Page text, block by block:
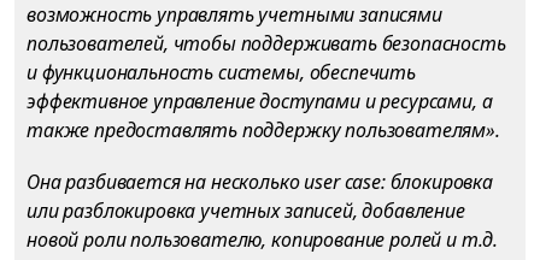
возможность управлять учетными записями
пользователей, чтобы поддерживать безопасность
и функциональность системы, обеспечить
эффективное управление доступами и ресурсами, а
также предоставлять поддержку пользователям».
Она разбивается на несколько user case: блокировка
или разблокировка учетных записей, добавление
новой роли пользователю, копирование ролей и т.д.